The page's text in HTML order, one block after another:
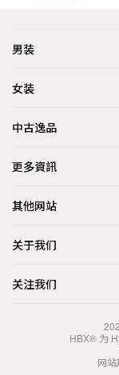
男装
女装
中古逸品
更多資訊
其他网站
关于我们
关注我们
HBX® 为
网